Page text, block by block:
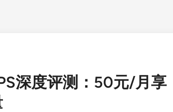
深度评测：50元/月享